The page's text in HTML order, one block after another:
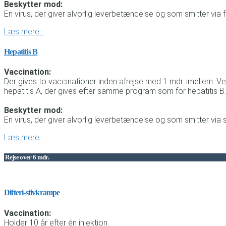
Beskytter mod:
En virus, der giver alvorlig leverbetændelse og som smitter via
Læs mere…
Hepatitis B
Vaccination:
Der gives to vaccinationer inden afrejse med 1 mdr. imellem.
hepatitis A, der gives efter samme program som for hepatitis B.
Beskytter mod:
En virus, der giver alvorlig leverbetændelse og som smitter via
Læs mere…
Rejse over 6 mdr.
Difteri-stivkrampe
Vaccination:
Holder 10 år efter én injektion.